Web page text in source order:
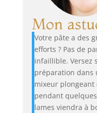
Mon
Votre pâte a des
efforts ? Pas de
infaillible. Versez
préparation dans
mixeur
pendant
lames viendra à